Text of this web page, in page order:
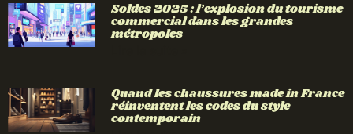
Soldes 2025 : l’explosion du tourisme
commercial dans les grandes
métropoles
Quand les chaussures made in France
réinventent les codes du style
contemporain